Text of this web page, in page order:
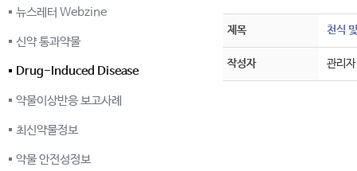
뉴스레터 Webzine
신약 통과약물
Drug-Induced Disease
약물이상반응 보고사례
최신약물정보
약물 안전성정보
제목 천식
작성자 관리자